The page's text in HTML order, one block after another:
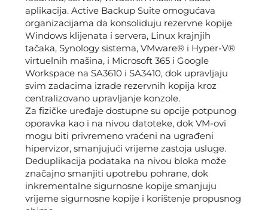
aplikacija. Active Backup Suite omogućava
organizacijama da konsoliduju rezervne kopije
Windows klijenata i servera, Linux krajnjih
tačaka, Synology sistema, VMware® i Hyper-V®
virtuelnih mašina, i Microsoft 365 i Google
Workspace na SA3610 i SA3410, dok upravljaju
svim zadacima izrade rezervnih kopija kroz
centralizovano upravljanje konzole.
Za fizičke uređaje dostupne su opcije potpunog
oporavka kao i na nivou datoteke, dok VM-ovi
mogu biti privremeno vraćeni na ugrađeni
hipervizor, smanjujući vrijeme zastoja usluge.
Deduplikacija podataka na nivou bloka može
značajno smanjiti upotrebu pohrane, dok
inkrementalne sigurnosne kopije smanjuju
vrijeme sigurnosne kopije i korištenje propusnog